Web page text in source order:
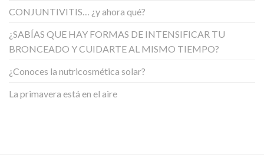
CONJUNTIVITIS… ¿y ahora qué?
¿SABÍAS QUE HAY FORMAS DE INTENSIFICAR TU
BRONCEADO Y CUIDARTE AL MISMO TIEMPO?
¿Conoces la nutricosmética solar?
La primavera está en el aire